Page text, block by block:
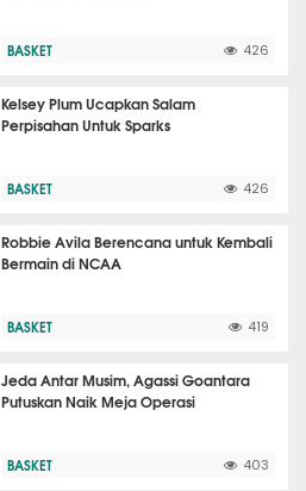
BASKET 426
Kelsey Plum Ucapkan Salam
Perpisahan Untuk Sparks
BASKET 426
Robbie Avila Berencana untuk Kembali
Bermain di NCAA
BASKET 419
Jeda Antar Musim, Agassi Goantara
Putuskan Naik Meja Operasi
BASKET 403